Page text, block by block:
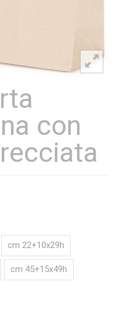
con
cm 22+10x29h
cm 45+15x49h